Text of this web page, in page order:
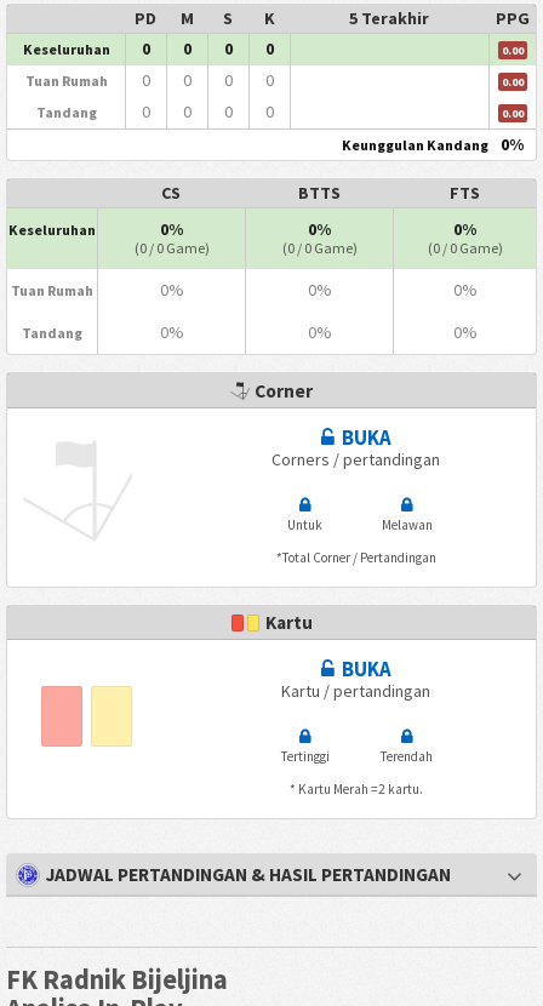
PD M S K 5 Terakhir PPG
Keseluruhan 0 0 0 0 0.00
Tuan Rumah 0 0 0 0 0.00
Tandang 0 0 0 0 0.00
Keunggulan Kandang 0%
CS BTTS FTS
Keseluruhan 0%
(0 / 0 Game)
0%
(0 / 0 Game)
0%
(0 / 0 Game)
Tuan Rumah 0% 0% 0%
Tandang 0% 0% 0%
Corner
BUKA
Corners / pertandingan
Untuk
Melawan
*Total Corner / Pertandingan
Kartu
BUKA
Kartu / pertandingan
Tertinggi
Terendah
* Kartu Merah =2 kartu.
JADWAL PERTANDINGAN & HASIL PERTANDINGAN
FK Radnik Bijeljina